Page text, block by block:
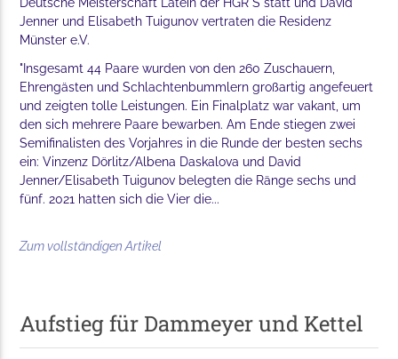
Jenner und Elisabeth Tuigunov vertraten die Residenz
Münster e.V.
"Insgesamt 44 Paare wurden von den 260 Zuschauern,
Ehrengästen und Schlachtenbummlern großartig angefeuert
und zeigten tolle Leistungen. Ein Finalplatz war vakant, um
den sich mehrere Paare bewarben. Am Ende stiegen zwei
Semifinalisten des Vorjahres in die Runde der besten sechs
ein: Vinzenz Dörlitz/Albena Daskalova und David
Jenner/Elisabeth Tuigunov belegten die Ränge sechs und
fünf. 2021 hatten sich die Vier die...
Zum vollständigen Artikel
Aufstieg für Dammeyer und Kettel